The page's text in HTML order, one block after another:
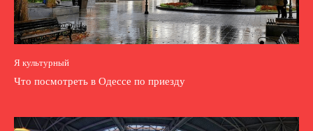
Я культурный
Что посмотреть в Одессе по приезду